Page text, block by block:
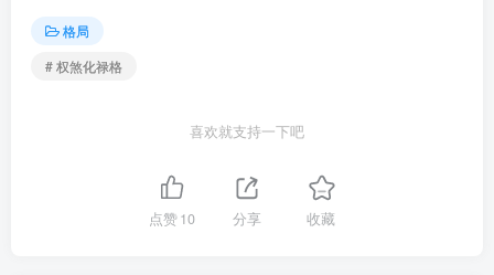
格局
# 权煞化禄格
喜欢就支持一下吧
点赞10 分享 收藏